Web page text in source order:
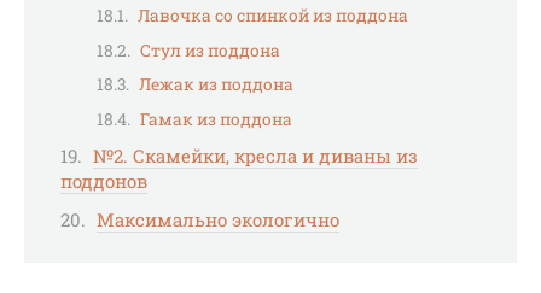
Лавочка со спинкой из поддона
Стул из поддона
Лежак из поддона
Гамак из поддона
№2. Скамейки, кресла и диваны из
поддонов
Максимально экологично